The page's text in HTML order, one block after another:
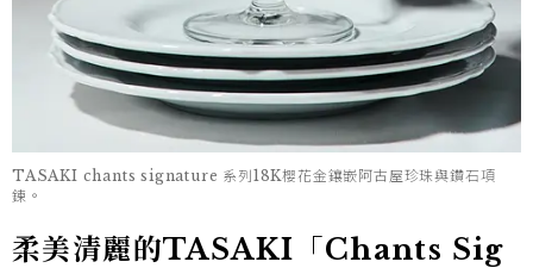
TASAKI chants signature 系列18K櫻花金鑲嵌阿古屋珍珠與鑽石項
鍊。
柔美清麗的TASAKI「Chants Sig